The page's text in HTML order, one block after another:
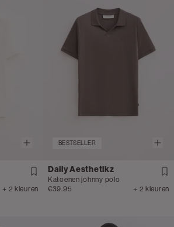
+ 2 kleuren
BESTSELLER
Daily Aesthetikz
Katoenen johnny polo
€39.95
+ 2 kleuren